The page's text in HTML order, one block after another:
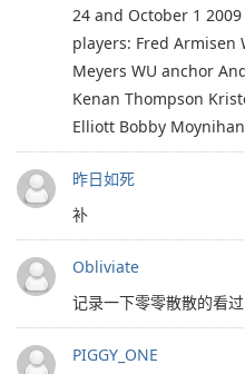
24 and October 1
players: Fred Armisen
Meyers WU anchor
Kenan Thompson
Elliott Bobby
昨日如死
补
Obliviate
记录一下零零散散的看过
PIGGY_ONE